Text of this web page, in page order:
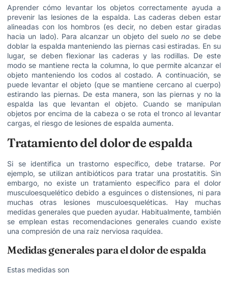
Aprender cómo levantar los objetos correctamente ayuda a
prevenir las lesiones de la espalda. Las caderas deben estar
alineadas con los hombros (es decir, no deben estar giradas
hacia un lado). Para alcanzar un objeto del suelono se debe
doblar la espalda manteniendo las piernas casi estiradas. En su
lugar, se deben flexionar las caderas y las rodillas. De este
modo se mantiene recta la columna, lo que permite alcanzar el
objeto manteniendo los codos al costado. A continuación, se
puede levantar el objeto (que se mantiene cercano al cuerpo)
estirando las piernas. De esta manera, son las piernas y no la
espalda las que levantan el objeto. Cuando se manipulan
objetos por encima de la cabeza o se rota el tronco al levantar
cargas, el riesgo de lesiones de espalda aumenta.
Tratamiento del dolor de espalda
Si se identifica un trastorno específico, debe tratarse. Por
ejemplo, se utilizan antibióticos para tratar una prostatitis. Sin
embargo, no existe un tratamiento específico para el dolor
musculoesquelético debido a esguinces o distensiones, ni para
muchas otras lesiones musculoesqueléticas. Hay muchas
medidas generales que pueden ayudar. Habitualmente, también
se emplean estas recomendaciones generales cuando existe
una compresión de una raíz nerviosa raquídea.
Medidas generales para el dolor de espalda
Estas medidas son